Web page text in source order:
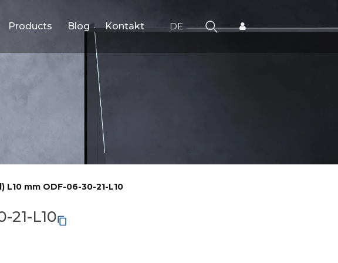
Products Blog Kontakt DE
mm ODF-06-30-21-L10
21-L10